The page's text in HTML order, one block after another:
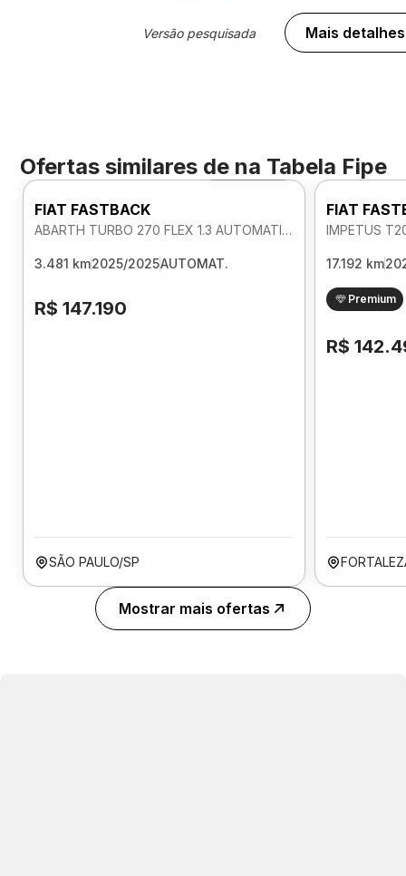
Versão pesquisada Mais detalhes
Ofertas similares de na Tabela Fipe
Foto 360º
FIAT FASTBACK
ABARTH TURBO 270 FLEX 1.3 AUTOMATICO
3.481 km2025/2025AUTOMAT.
R$ 147.190
SÃO PAULO/SP
FIAT
17.192 km
Premium
R$
Mostrar mais ofertas